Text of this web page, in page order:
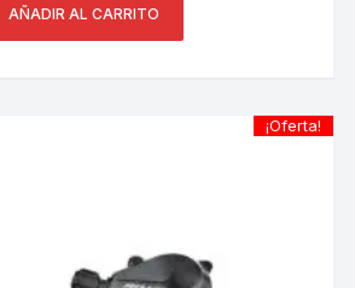
AÑADIR AL CARRITO
¡Oferta!